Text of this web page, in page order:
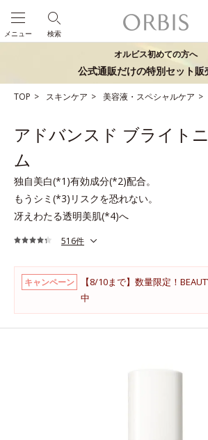
検索
メニュー
オルビス初めての方へ
公式通販だけの特別セット販
TOP スキンケア 美容液・スペシャルケア
アドバンスド ブライト
ム
独自美白(*1)有効成分(*2)配合。
もうシミ(*3)リスクを恐れない。
冴えわたる透明美肌(*4)へ
516件
キャンペーン
【8/10まで】数量限定！
中